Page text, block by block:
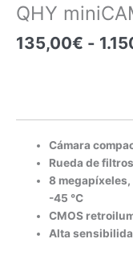
QHY
135,00€ -
Cámara
Rueda de
8
-45 °C
CMOS
Alta